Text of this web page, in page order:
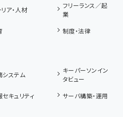
ア・人材
フリーランス／起
業
制度・法律
システム
キーパーソンイン
タビュー
キュリティ
サーバ構築・運用